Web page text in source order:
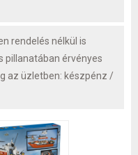
rendelés nélkül is
pillanatában érvényes
az üzletben: készpénz /